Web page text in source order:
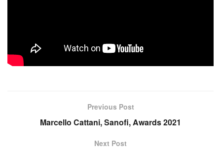
Previous Post
Marcello Cattani, Sanofi, Awards 2021
Next Post